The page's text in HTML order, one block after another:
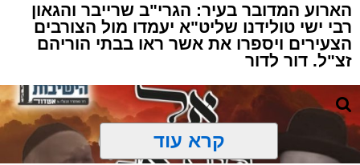
הארוע המדובר בעיר: הגרי"ב שרייבר והגאון
רבי ישי טולידנו שליט"א יעמדו מול הצורבים
הצעירים ויספרו את אשר ראו בבתי הוריהם
זצ"ל. דור לדור
קרא עוד